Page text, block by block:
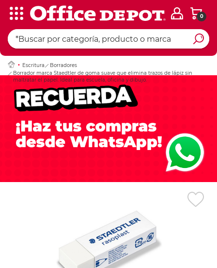
0
Escritura
Borradores
Borrador marca Staedtler de goma suave que elimina trazos de lápiz sin
maltratar el papel. Ideal para escuela, oficina y dibujo.
Ingresar Codigo